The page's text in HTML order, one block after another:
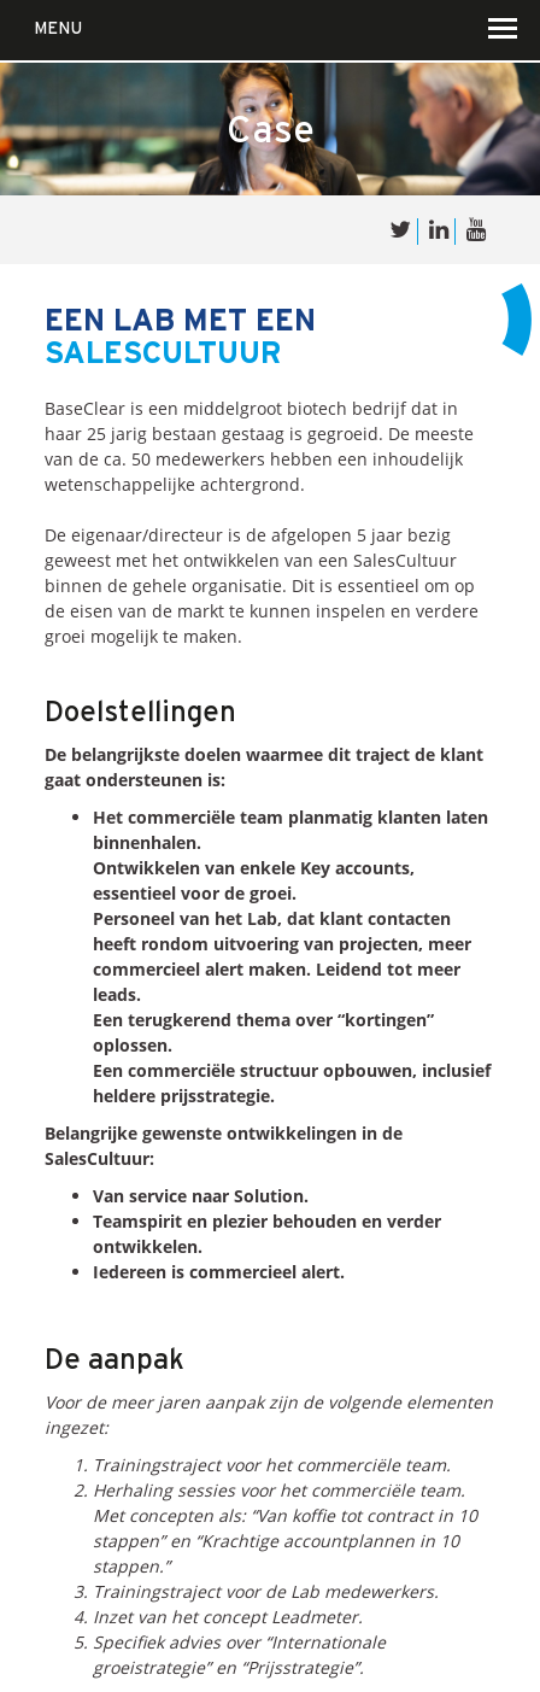
MENU
Waar wij in geloven …
Voor wie?
Iets over joúw SalesCultuur
De partners
Onze dienstverlening
Commerciële diagnoses
Een winnendeTender
Gripop jeToekomst
LeiderschapbijTransformatie
ProgrammaManagement
RolleninSales
DevelopmentProgramma
SalesCultuurAssessment
Persoonlijkheidsprofielen
Inspiratie
Vlogs
Cases
Neem Contact op
Contact
Inschrijven SalesCultuur-nieuws
Case
EEN LAB MET EEN
SALESCULTUUR
BaseClear is een middelgroot biotech bedrijf dat in
haar 25 jarig bestaan gestaag is gegroeid. De meeste
van de ca. 50 medewerkers hebben een inhoudelijk
wetenschappelijke achtergrond.
De eigenaar/directeur is de afgelopen 5 jaar bezig
geweest met het ontwikkelen van een SalesCultuur
binnen de gehele organisatie. Dit is essentieel om op
de eisen van de markt te kunnen inspelen en verdere
groei mogelijk te maken.
Doelstellingen
De belangrijkste doelen waarmee dit traject de klant
gaat ondersteunen is:
Het commerciële team planmatig klanten laten
binnenhalen.
Ontwikkelen van enkele Key accounts,
essentieel voor de groei.
Personeel van het Lab, dat klant contacten
heeft rondom uitvoering van projecten, meer
commercieel alert maken. Leidend tot meer
leads.
Een terugkerend thema over “kortingen”
oplossen.
Een commerciële structuur opbouwen, inclusief
heldere prijsstrategie.
Belangrijke gewenste ontwikkelingen in de
SalesCultuur:
Van service naar Solution.
Teamspirit en plezier behouden en verder
ontwikkelen.
Iedereen is commercieel alert.
De aanpak
Voor de meer jaren aanpak zijn de volgende elementen
ingezet:
Trainingstraject voor het commerciële team.
Herhaling sessies voor het commerciële team.
Met concepten als: “Van koffie tot contract in 10
stappen” en “Krachtige accountplannen in 10
stappen.”
Trainingstraject voor de Lab medewerkers.
Inzet van het concept Leadmeter.
Specifiek advies over “Internationale
groeistrategie” en “Prijsstrategie”.